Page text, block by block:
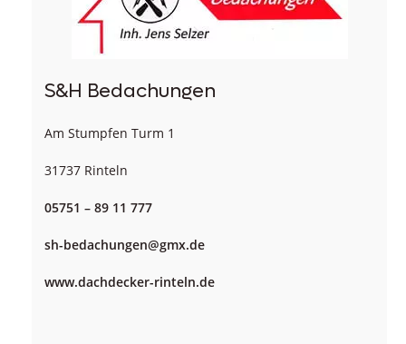
S&H Bedachungen
Am Stumpfen Turm 1
31737 Rinteln
05751 – 89 11 777
sh-bedachungen@gmx.de
www.dachdecker-rinteln.de